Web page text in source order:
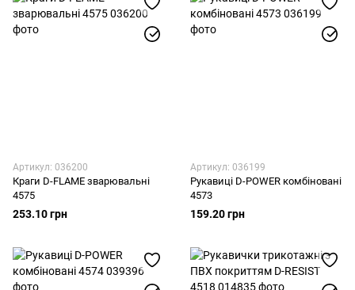
Артикул: 036200
Краги D-FLAME зварювальні
4575
253.10 грн
Артикул: 036199
Рукавиці D-POWER комбіновані
4573
159.20 грн